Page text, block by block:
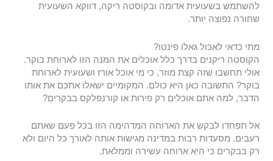
להשתמש בשעועית אדומה ובקוסטה ריקה, דווקא השעועית
שחורה נפוצה יותר.
מתי כדאי לאכול גאלו פינטו?
הקוסטה ריקנים בדרך כלל אוכלים את המנה הזו לארוחת בוקר.
אולי תחשבו שזה קצת מוזר, כי מי אוכל אורז ושעועית לארוחת
בוקר? התשובה כאן היא כולם. המקומיים ישאלו אתכם את אותו
הדבר, למה אתם אוכלים רק פירות או קורנפלקס בבקרים?
אל תפחדו לבקש את הארוחה המדהימה הזו בכל פעם שאתם
רעבים. מסעדות רבות במדינה מגישות אותה לאורך כל היום ולא
רק בבקרים כי היא ארוחה עשירה וממלאת.